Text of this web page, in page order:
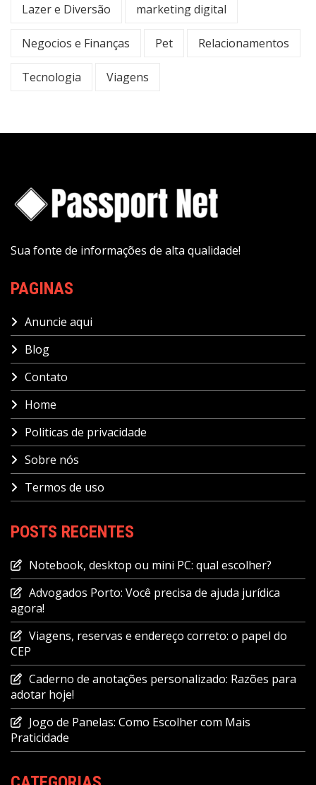
Lazer e Diversão marketing digital
Negocios e Finanças Pet Relacionamentos
Tecnologia Viagens
Sua fonte de informações de alta qualidade!
PAGINAS
Anuncie aqui
Blog
Contato
Home
Politicas de privacidade
Sobre nós
Termos de uso
POSTS RECENTES
Notebook, desktop ou mini PC: qual escolher?
Advogados Porto: Você precisa de ajuda jurídica
agora!
Viagens, reservas e endereço correto: o papel do
CEP
Caderno de anotações personalizado: Razões para
adotar hoje!
Jogo de Panelas: Como Escolher com Mais
Praticidade